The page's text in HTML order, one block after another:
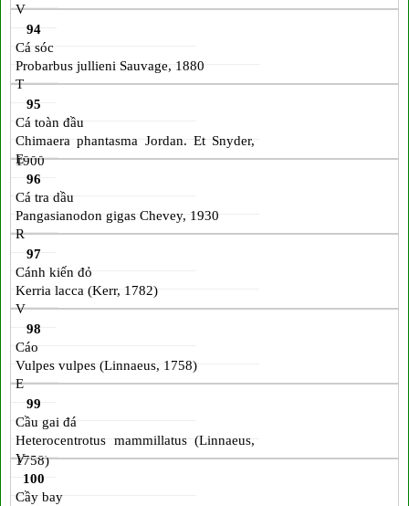
V
94
Cá sóc
Probarbus jullieni Sauvage, 1880
T
95
Cá toàn đầu
Chimaera phantasma Jordan. Et Snyder,
1900
E
96
Cá tra dầu
Pangasianodon gigas Chevey, 1930
R
97
Cánh kiến đỏ
Kerria lacca (Kerr, 1782)
V
98
Cáo
Vulpes vulpes (Linnaeus, 1758)
E
99
Cầu gai đá
Heterocentrotus mammillatus (Linnaeus,
1758)
V
100
Cầy bay